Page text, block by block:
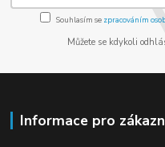
Souhlasím se zpracováním
Můžete se kdykoli
Informace pro